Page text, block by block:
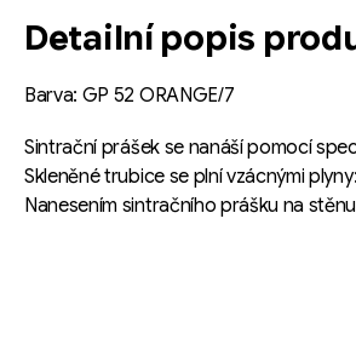
Detailní popis
Barva: GP 52 ORANGE/7
Sintrační prášek se nanáší pomocí
Skleněné trubice se plní vzácnými
Nanesením sintračního prášku na